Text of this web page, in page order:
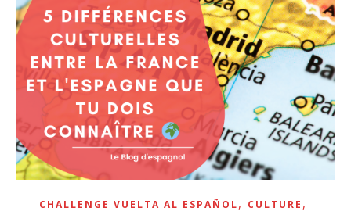
CHALLENGE VUELTA AL ESPAÑOL, CULTURE ,